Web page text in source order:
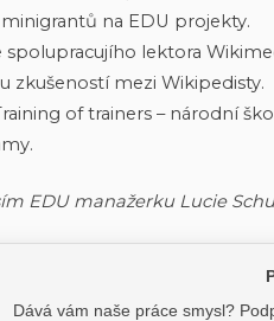
na EDU projekty.
lektora
zkušeností mezi Wikipedisty.
of trainers – národní
EDU manažerku Lucie